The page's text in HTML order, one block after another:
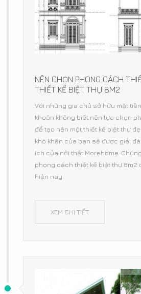
NÊN CHỌN PHONG CÁCH
THIẾT KẾ BIỆT THỰ 8M2
Với những gia chủ sở hữu mặt
khoăn không biết nên lựa chọn
để tạo nên một thiết kế biệt thự
khó khăn của bạn sẽ được giải
ích của nội thất Morehome.
phong cách thiết kế biệt thự
hiện nay.
XEM CHI TIẾT